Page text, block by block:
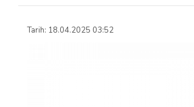
Tarih: 18.04.2025 03:52